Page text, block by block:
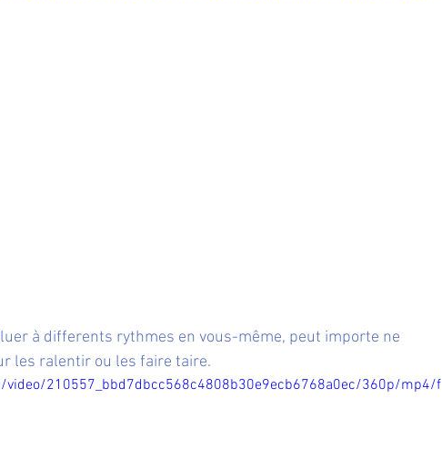
à differents rythmes en vous-même, peut importe ne
les ralentir ou les faire taire.
210557_bbd7dbcc568c4808b30e9ecb6768a0ec/360p/mp4/f